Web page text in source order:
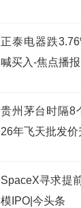
正泰电器跌
喊买入-焦点播报
贵州茅台时隔8
26年飞天批发
SpaceX寻求提
模IPO|今头条